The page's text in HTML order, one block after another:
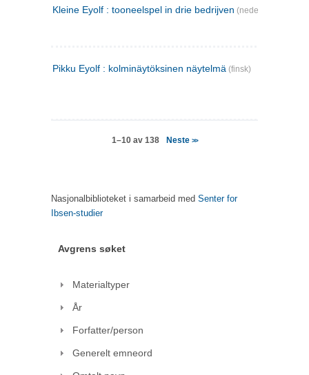
Kleine Eyolf : tooneelspel in drie bedrijven (nederlandsk)
Pikku Eyolf : kolminäytöksinen näytelmä (finsk)
1–10 av 138 Neste >>
Nasjonalbiblioteket i samarbeid med Senter for
Ibsen-studier
Avgrens søket
Materialtyper
År
Forfatter/person
Generelt emneord